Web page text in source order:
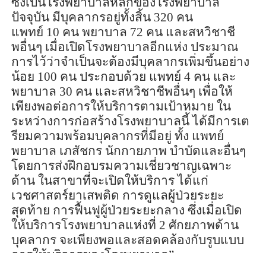
ปัจจุบัน มีบุคลากรอยู่ทั้งสิ้น 320 คน
แพทย์ 10 คน พยาบาล 72 คน และสหวิชาชี
พอื่นๆ เมื่อเปิดโรงพยาบาลอีกแห่ง ประมาณ
การไว้ว่าจำเป็นจะต้องมีบุคลากรเพิ่มขึ้นอย่าง
น้อย 100 คน ประกอบด้วย แพทย์ 4คน และ
พยาบาล 30 คน และสหวิชาชีพอื่นๆ เพื่อให้
เพียงพอต่อการให้บริการตามเป้าหมาย ใน
ระหว่างการก่อสร้างโรงพยาบาลนี้ ได้มีการเต
รียมความพร้อมบุคลากรที่มีอยู่ ทั้ง แพทย์
พยาบาล เภสัชกร นักกายภาพ บำบัดและอื่นๆ
โดยการส่งฝึกอบรมความเชี่ยวชาญเฉพาะ
ด้าน ในสาขาที่จะเปิดให้บริการ ได้แก่
เวชศาสตร์ยาเสพติด การดูแลผู้ป่วยระยะ
สุดท้าย การฟื้นฟูผู้ป่วยระยะกลาง ซึ่งเมื่อเปิด
ให้บริการโรงพยาบาลแห่งที่ 2 ศักยภาพด้าน
บุคลากร จะเพียงพอและสอดคล้องกับรูบแบบ